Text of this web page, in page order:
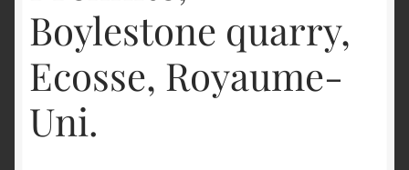
Boylestone quarry,
Ecosse, Royaume-
Uni.